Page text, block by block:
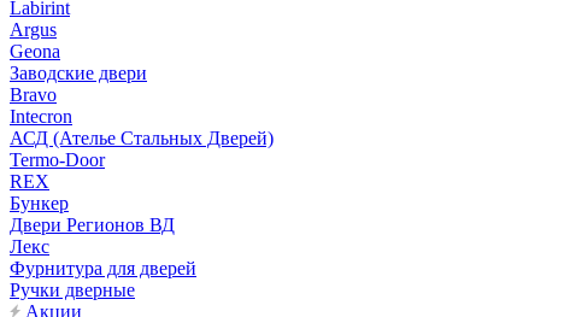
Labirint
Argus
Geona
Заводские двери
Bravo
Intecron
АСД (Ателье Стальных Дверей)
Termo-Door
REX
Бункер
Двери Регионов ВД
Лекс
Фурнитура для дверей
Ручки дверные
Акции